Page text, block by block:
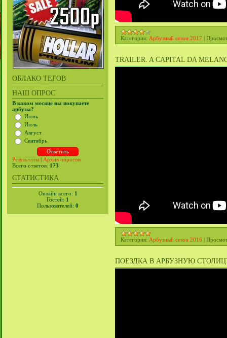
ОБЛАКО ТЕГОВ
НАШ ОПРОС
В каком месяце вы покупаете
арбузы?
Июнь
Июль
Август
Сентябрь
Результаты | Архив опросов
Всего ответов: 173
СТАТИСТИКА
Онлайн всего: 1
Гостей: 1
Пользователей: 0
Категория: Арбузный сезон 2017 |
TRAILER. A CAPITAL DA
Категория: Арбузный сезон 2016 |
ПОЕЗДКА В АРБУЗНУЮ СТОЛИЦУ